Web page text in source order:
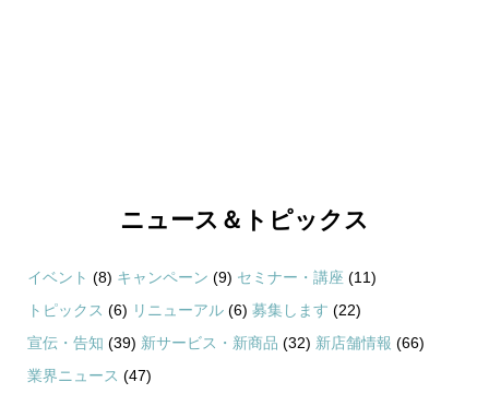
ニュース＆トピックス
イベント (8) キャンペーン (9) セミナー・講座 (11)
トピックス (6) リニューアル(6) 募集します (22)
宣伝・告知 (39) 新サービス・新商品 (32) 新店舗情報 (66)
業界ニュース (47)